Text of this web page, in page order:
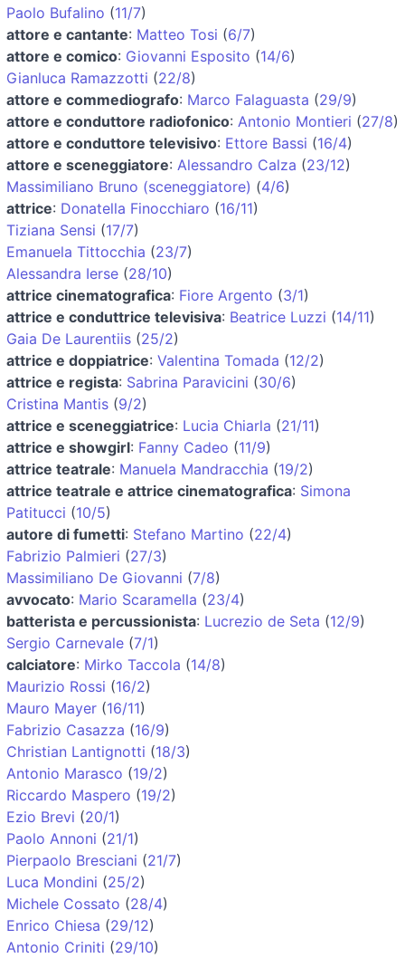
Paolo Bufalino (11/7)
attore e cantante: Matteo Tosi (6/7)
attore e comico: Giovanni Esposito (14/6)
Gianluca Ramazzotti (22/8)
attore e commediografo: Marco Falaguasta (29/9)
attore e conduttore radiofonico: Antonio Montieri (27/8)
attore e conduttore televisivo: Ettore Bassi (16/4)
attore e sceneggiatore: Alessandro Calza (23/12)
Massimiliano Bruno (sceneggiatore) (4/6)
attrice: Donatella Finocchiaro (16/11)
Tiziana Sensi (17/7)
Emanuela Tittocchia (23/7)
Alessandra Ierse (28/10)
attrice cinematografica: Fiore Argento (3/1)
attrice e conduttrice televisiva: Beatrice Luzzi (14/11)
Gaia De Laurentiis (25/2)
attrice e doppiatrice: Valentina Tomada (12/2)
attrice e regista: Sabrina Paravicini (30/6)
Cristina Mantis (9/2)
attrice e sceneggiatrice: Lucia Chiarla (21/11)
attrice e showgirl: Fanny Cadeo (11/9)
attrice teatrale: Manuela Mandracchia (19/2)
attrice teatrale e attrice cinematografica: Simona
Patitucci (10/5)
autore di fumetti: Stefano Martino (22/4)
Fabrizio Palmieri (27/3)
Massimiliano De Giovanni (7/8)
avvocato: Mario Scaramella (23/4)
batterista e percussionista: Lucrezio de Seta (12/9)
Sergio Carnevale (7/1)
calciatore: Mirko Taccola (14/8)
Maurizio Rossi (16/2)
Mauro Mayer (16/11)
Fabrizio Casazza (16/9)
Christian Lantignotti (18/3)
Antonio Marasco (19/2)
Riccardo Maspero (19/2)
Ezio Brevi (20/1)
Paolo Annoni (21/1)
Pierpaolo Bresciani (21/7)
Luca Mondini (25/2)
Michele Cossato (28/4)
Enrico Chiesa (29/12)
Antonio Criniti (29/10)